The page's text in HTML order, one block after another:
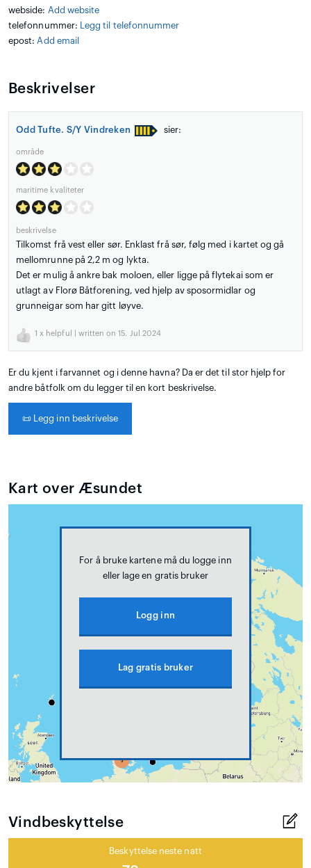
webside: Add website
telefonnummer:
Legg til telefonnummer
epost: Add email
Beskrivelser
Odd Tufte. S/Y Vindreken sier:
område
maritime kvaliteter
beskrivelse
Tilkomst frå vest eller sør. Enklast frå sør, følg med i kartet og gå
mellomrunne på 2,2 m og lykta.
Det er mulig å ankre bak moloen, eller ligge på flytekai som er
utlagt av Florø Båtforening, ved hjelp av sposormidlar og
grunneigar som har gitt løyve.
1 x helpful | written on 15. Jul 2024
Er du kjent i farvannet og i denne havna? Da er det til stor hjelp for
andre båtfolk om du legger til en kort beskrivelse.
📜 Legg inn beskrivelse
Kart over Æsundet
For å bruke kartene må du logge inn
eller lage en gratis bruker
Logg inn
Lag gratis bruker
Vindbeskyttelse
Beskyttelse neste natt